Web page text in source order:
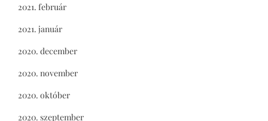
2021. február
2021. január
2020. december
2020. november
2020. október
2020. szeptember